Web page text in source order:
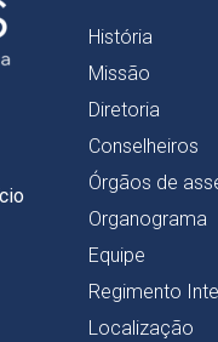
História
Missão
Diretoria
Conselheiros
Órgãos de
Organograma
Equipe
Regimento
Localização